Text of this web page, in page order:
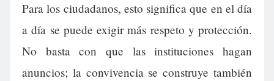
Para los ciudadanos, esto significa que en el día
a día se puede exigir más respeto y protección.
No basta con que las instituciones hagan
anuncios; la convivencia se construye también